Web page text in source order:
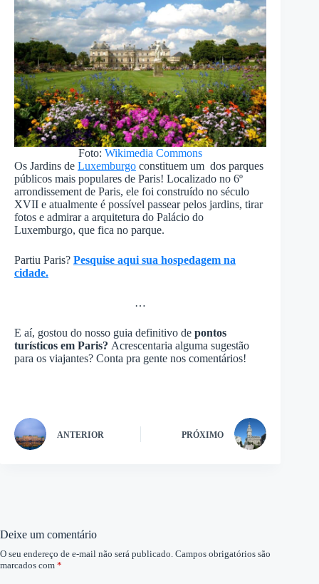
Foto:Wikimedia Commons
Os Jardins de Luxemburgo constituem um dos parques
públicos mais populares de Paris! Localizado no 6º
arrondissement de Paris, ele foi construído no século
XVII e atualmente é possível passear pelos jardins, tirar
fotos e admirar a arquitetura do Palácio do
Luxemburgo, que fica no parque.
Partiu Paris? Pesquise aqui sua hospedagem na
cidade.
…
E aí, gostou do nosso guia definitivo de pontos
turísticos em Paris? Acrescentaria alguma sugestão
para os viajantes? Conta pra gente nos comentários!
ANTERIOR PRÓXIMO
Deixe um comentário
O seu endereço de e-mail não será publicado. Campos obrigatórios são
marcados com *